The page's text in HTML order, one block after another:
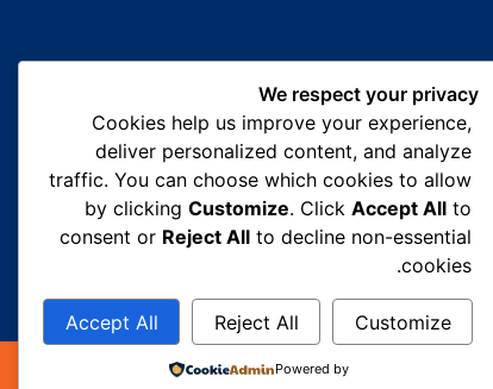
We respect your privacy
Cookies help us improve your experience,
deliver personalized content, and analyze
traffic. You can choose which cookies to allow
by clickingCustomize. ClickAccept All to
consent or Reject All to decline non-essential
cookies.
Customize
Reject All
Accept All
Powered by